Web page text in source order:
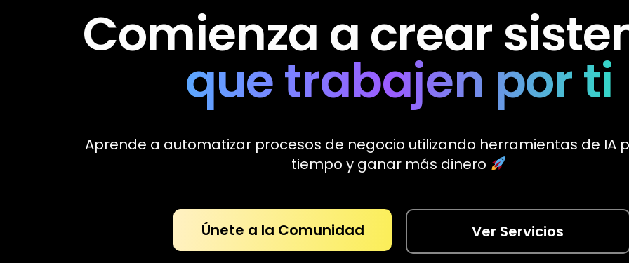
Comienza a crear
que trabajen por ti
Aprende a automatizar procesos de negocio utilizando herramientas de IA
tiempo y ganar más dinero
Únete a la Comunidad Ver Servicios